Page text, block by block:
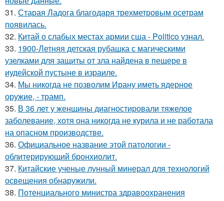
31. Старая Ладога благодаря трехметровым осетрам
появилась.
32. Китай о слабых местах армии сша - Politico узнал.
33. 1900-Летняя детская рубашка с магическими
узелками для защиты от зла найдена в пещере в
иудейской пустыне в израиле.
34. Мы никогда не позволим Ирану иметь ядерное
оружие, - трамп.
35. В 36 лет у женщины диагностировали тяжелое
заболевание, хотя она никогда не курила и не работала
на опасном производстве.
36. Официальное название этой патологии -
облитерирующий бронхиолит.
37. Китайские ученые лунный минерал для технологий
освещения обнаружили.
38. Потенциального министра здравоохранения